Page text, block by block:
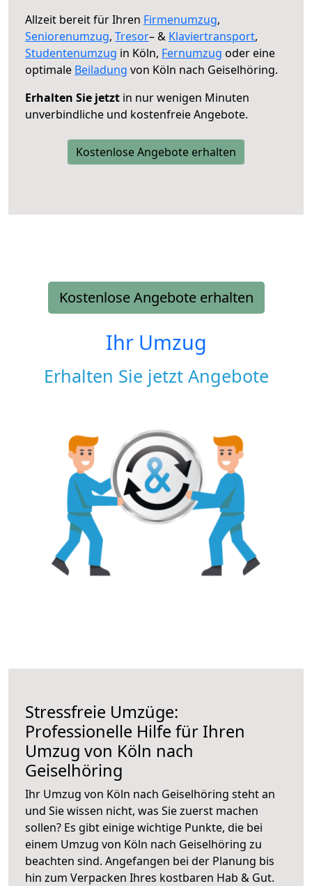
Allzeit bereit für Ihren Firmenumzug,
Seniorenumzug, Tresor– & Klaviertransport,
Studentenumzug in Köln, Fernumzug oder eine
optimale Beiladung von Köln nach Geiselhöring.
Erhalten Sie jetzt in nur wenigen Minuten
unverbindliche und kostenfreie Angebote.
Kostenlose Angebote erhalten
Kostenlose Angebote erhalten
Ihr Umzug
Erhalten Sie jetzt Angebote
Stressfreie Umzüge:
Professionelle Hilfe für Ihren
Umzug von Köln nach
Geiselhöring
Ihr Umzug von Köln nach Geiselhöring steht an
und Sie wissen nicht, was Sie zuerst machen
sollen? Es gibt einige wichtige Punkte, die bei
einem Umzug von Köln nach Geiselhöring zu
beachten sind. Angefangen bei der Planung bis
hin zum Verpacken Ihres kostbaren Hab & Gut.